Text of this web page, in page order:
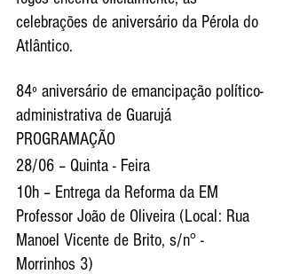
celebrações de aniversário da Pérola do
Atlântico.
84º aniversário de emancipação político-
administrativa de Guarujá
PROGRAMAÇÃO
28/06 – Quinta - Feira
10h – Entrega da Reforma da EM
Professor João de Oliveira (Local: Rua
Manoel Vicente de Brito, s/n° -
Morrinhos 3)